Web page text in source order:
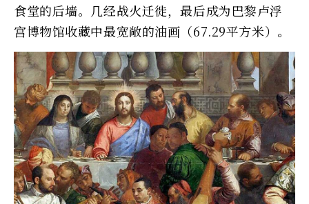
食堂的后墙。几经战火迁徙，最后成为巴黎卢浮
宫博物馆收藏中最宽敞的油画（67.29平方米）。